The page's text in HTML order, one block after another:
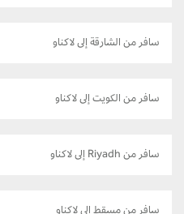
سافر من الشارقة إلى لاكناو
سافر من الكويت إلى لاكناو
سافر من Riyadh إلى لاكناو